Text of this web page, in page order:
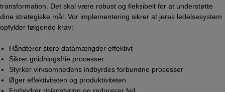
transformation. Det skal være robust og fleksibelt for at understøtte
dine strategiske mål. Vor implementering sikrer at jeres ledelsesystem
opfylder følgende krav:
Håndterer store datamængder effektivt
Sikrer gnidningsfrie processer
Styrker virksomhedens indbyrdes forbundne processer
Øger effektiviteten og produktiviteten
Forbedrer risikostyring og reducerer fejl